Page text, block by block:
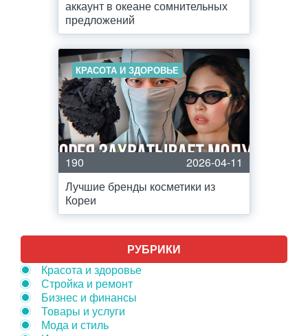
аккаунт в океане сомнительных
предложений
КРАСОТА И ЗДОРОВЬЕ
190
2026-04-11
Лучшие бренды косметики из
Кореи
РУБРИКИ
Красота и здоровье
Стройка и ремонт
Бизнес и финансы
Товары и услуги
Мода и стиль